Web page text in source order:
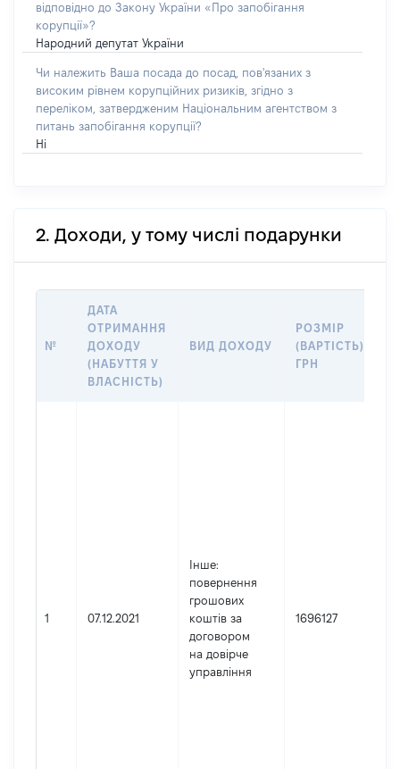
відповідно до Закону України «Про запобігання
корупції»?
Народний депутат України
Чи належить Ваша посада до посад, пов'язаних з
високим рівнем корупційних ризиків, згідно з
переліком, затвердженим Національним агентством з
питань запобігання корупції?
Ні
2. Доходи, у тому числі подарунки
№
ДАТА
ОТРИМАННЯ
ДОХОДУ
(НАБУТТЯ У
ВЛАСНІСТЬ)
ВИД ДОХОДУ
РОЗМІР
(ВАРТІСТЬ),
ГРН
1 07.12.2021
Інше:
повернення
грошових
коштів за
договором
на довірче
управління
1696127